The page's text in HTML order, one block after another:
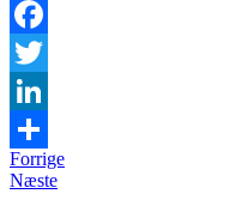
Facebook
Twitter
LinkedIn
Share
Forrige
Næste